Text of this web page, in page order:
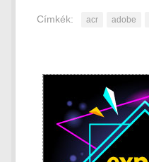
Címkék: acr adobe